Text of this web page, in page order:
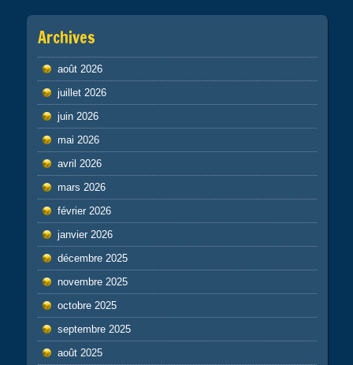
Archives
août 2026
juillet 2026
juin 2026
mai 2026
avril 2026
mars 2026
février 2026
janvier 2026
décembre 2025
novembre 2025
octobre 2025
septembre 2025
août 2025